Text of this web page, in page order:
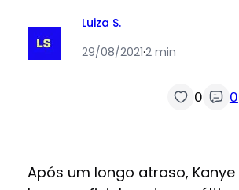
Luiza S.
29/08/2021·2 min
0 0
Após um longo atraso, Kanye